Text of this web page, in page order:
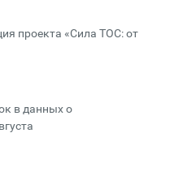
проекта «Сила ТОС: от
в данных о